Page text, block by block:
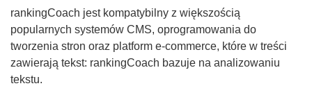
rankingCoach jest kompatybilny z większością
popularnych systemów CMS, oprogramowania do
tworzenia stron oraz platform e-commerce, które w treści
zawierają tekst: rankingCoach bazuje na analizowaniu
tekstu.